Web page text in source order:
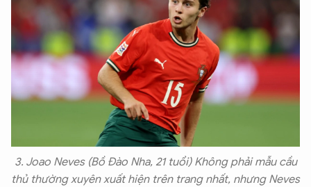
3. Joao Neves (Bồ Đào Nha, 21 tuổi) Không phải mẫu cầu
thủ thường xuyên xuất hiện trên trang nhất, nhưng Neves